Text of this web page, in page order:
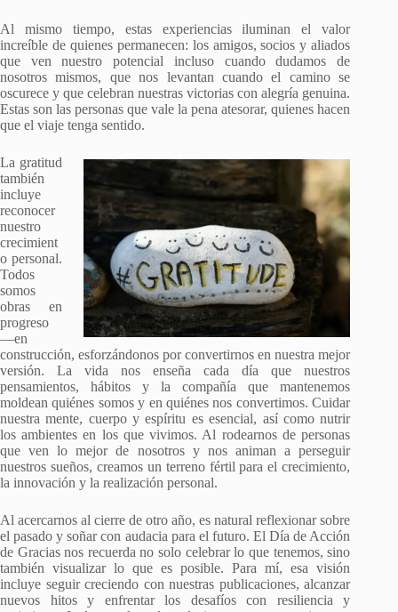
Al mismo tiempo, estas experiencias iluminan el valor
increíble de quienes permanecen: los amigos, socios y aliados
que ven nuestro potencial incluso cuando dudamos de
nosotros mismos, que nos levantan cuando el camino se
oscurece y que celebran nuestras victorias con alegría genuina.
Estas son las personas que vale la pena atesorar, quienes hacen
que el viaje tenga sentido.
La gratitud
también
incluye
reconocer
nuestro
crecimient
o personal.
Todos
somos
obras en
progreso
—en
construcción, esforzándonos por convertirnos en nuestra mejor
versión. La vida nos enseña cada día que nuestros
pensamientos, hábitos y la compañía que mantenemos
moldean quiénes somos y en quiénes nos convertimos. Cuidar
nuestra mente, cuerpo y espíritu es esencial, así como nutrir
los ambientes en los que vivimos. Al rodearnos de personas
que ven lo mejor de nosotros y nos animan a perseguir
nuestros sueños, creamos un terreno fértil para el crecimiento,
la innovación y la realización personal.
Al acercarnos al cierre de otro año, es natural reflexionar sobre
el pasado y soñar con audacia para el futuro. El Día de Acción
de Gracias nos recuerda no solo celebrar lo que tenemos, sino
también visualizar lo que es posible. Para mí, esa visión
incluye seguir creciendo con nuestras publicaciones, alcanzar
nuevos hitos y enfrentar los desafíos con resiliencia y